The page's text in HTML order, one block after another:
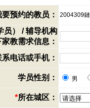
要预约的教员： 2004309
员） / 辅导机构
教需求信息：
系电话或手机：
学员性别： 男
*所在城区：